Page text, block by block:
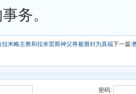
务。
米略主教和拉米雷斯神父将被册封为真福下一篇:
密码: